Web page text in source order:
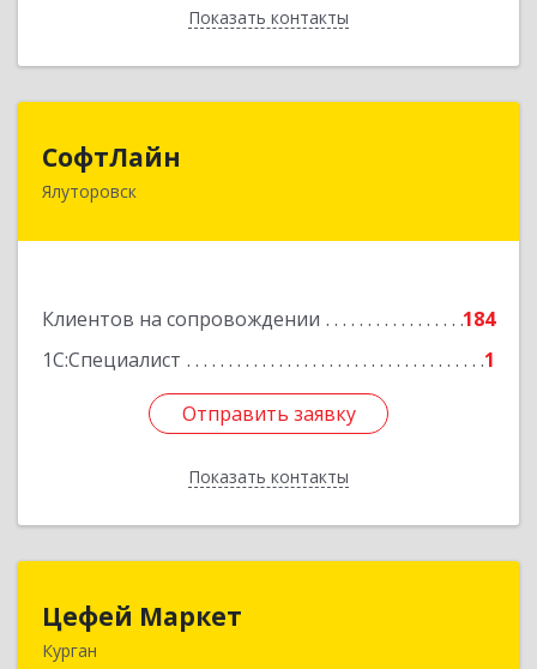
Показать контакты
Назад
СофтЛайн
Ялуторовск
Клиентов на сопровождении
184
1С:Специалист
1
Отправить заявку
Показать контакты
627010, Тюменская обл, Ялуторовский р-н,
Отправить заявку
Назад
Цефей Маркет
Курган640002, Курганская обл, Курган г, М.Горького